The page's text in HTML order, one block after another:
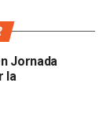
a sus
Gracias
Jornada
la